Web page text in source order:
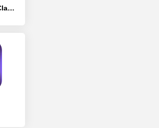
Maps of Clash of Clans 2024